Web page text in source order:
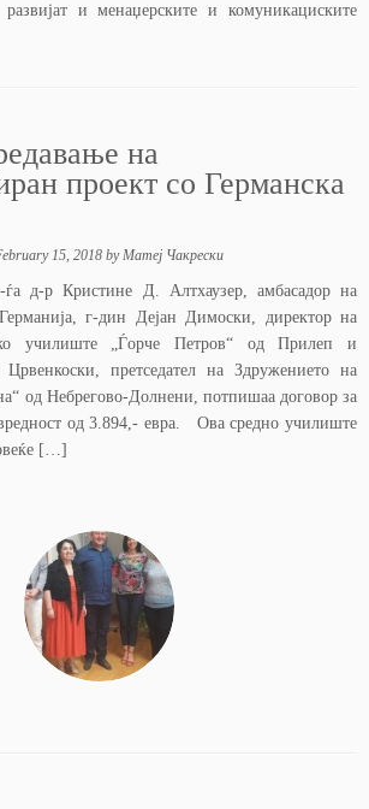
и менаџерските и комуникациските
на
проект со Германска
15, 2018 byМатеј Чакрески
д-р Кристине Д. Алтхаузер, амбасадор на
г-дин Дејан Димоски, директор на
училиште „Ѓорче Петров“ од Прилеп и
претседател на Здружението на
од Небрегово-Долнени, потпишаа договор за
од 3.894,- евра. Ова средно училиште
[…]